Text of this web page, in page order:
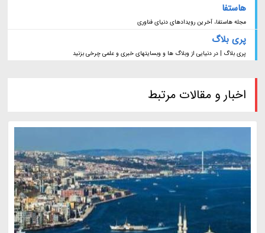
هاستفا
مجله هاستفا، آخرین رویدادهای دنیای فناوری
پری بلاگ
پری بلاگ | در دنیایی از وبلاگ ها و وبسایتهای خبری و علمی چرخی بزنید
اخبار و مقالات مرتبط